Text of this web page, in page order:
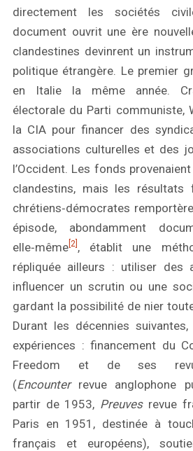
directement les sociétés
document ouvrit une ère
clandestines devinrent un
politique étrangère. Le premier
en Italie la même année.
électorale du Parti communiste,
la CIA pour financer des
associations culturelles et des
l’Occident. Les fonds
clandestins, mais les résultats
chrétiens‑démocrates
épisode, abondamment
elle‑même [2] , établit une
répliquée ailleurs : utiliser des
influencer un scrutin ou une
gardant la possibilité de nier
Durant les décennies
expériences : financement du
Freedom et de ses
(Encounterrevue anglophone
partir de 1953, Preuvesrevue
Paris en 1951, destinée à
français et européens),